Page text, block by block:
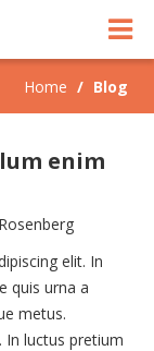
Home Blog
enim
elit. In
quis urna a
metus.
In luctus pretium